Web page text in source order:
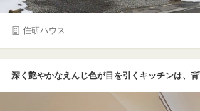
住研ハウス